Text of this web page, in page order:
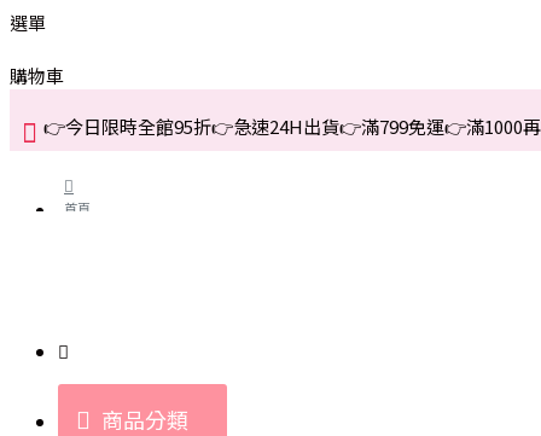
選單
購物車
👉今日限時全館95折👉急速24H出貨👉滿799免運👉滿1000
首頁
商品分類